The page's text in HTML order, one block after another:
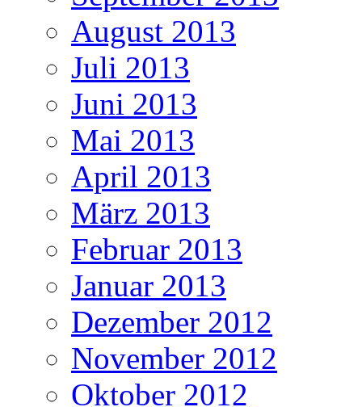
August 2013
Juli 2013
Juni 2013
Mai 2013
April 2013
März 2013
Februar 2013
Januar 2013
Dezember 2012
November 2012
Oktober 2012